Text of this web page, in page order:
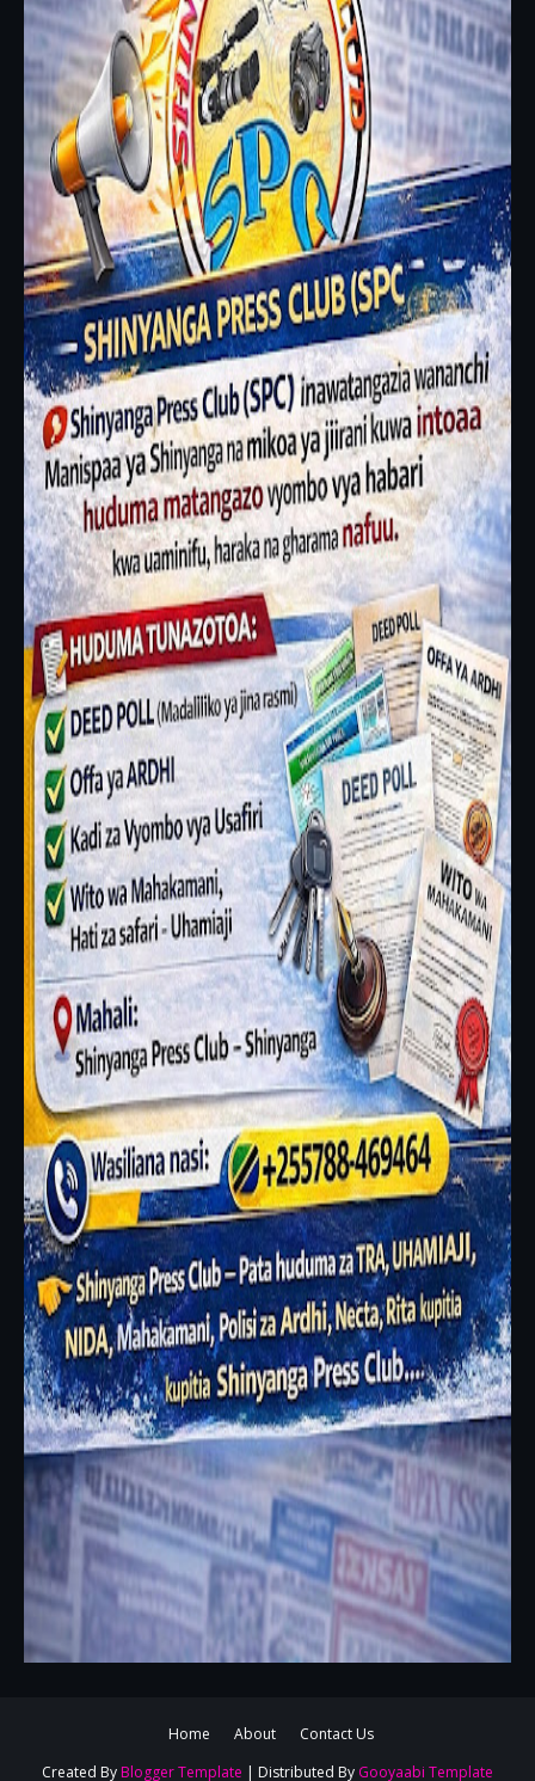
Home About
Contact Us
Created By Blogger Template | Distributed By Gooyaabi Template